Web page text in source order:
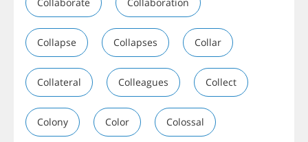
Collaborate Collaboration
Collapse Collapses Collar
Collateral Colleagues Collect
Colony Color Colossal